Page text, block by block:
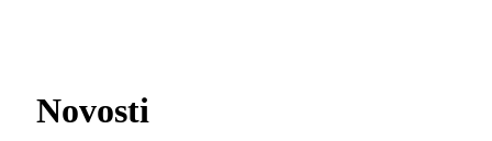
Novosti